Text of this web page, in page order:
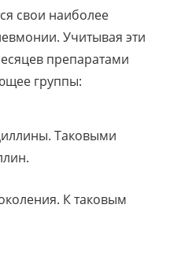
свои наиболее
Учитывая эти
препаратами
группы:
Таковыми
К таковым